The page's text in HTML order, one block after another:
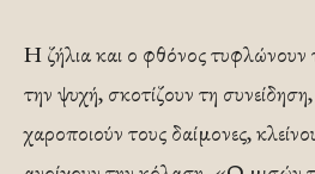
Η ζήλια και ο φθόνος
την ψυχή, σκοτίζουν τη
χαροποιούν τους δαίμονες,